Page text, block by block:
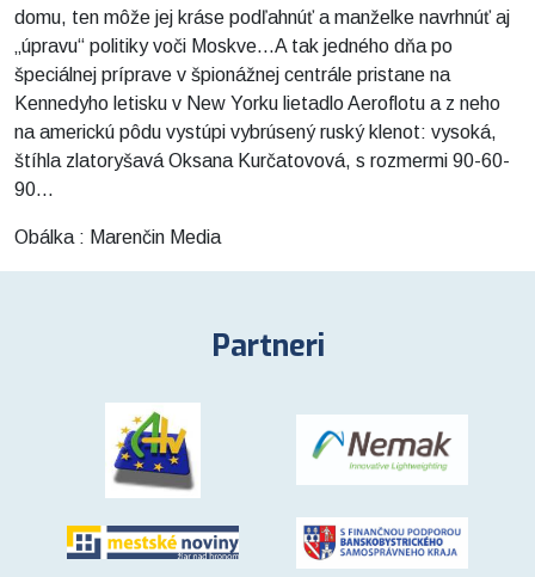
domu, ten môže jej kráse podľahnúť a manželke navrhnúť aj
„úpravu“ politiky voči Moskve...A tak jedného dňa po
špeciálnej príprave v špionážnej centrále pristane na
Kennedyho letisku v New Yorku lietadlo Aeroflotu a z neho
na americkú pôdu vystúpi vybrúsený ruský klenot: vysoká,
štíhla zlatoryšavá Oksana Kurčatovová, s rozmermi 90-60-
90...
Obálka : Marenčin Media
Partneri